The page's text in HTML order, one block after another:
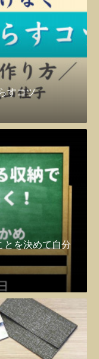
すコツ
とを決めて自分